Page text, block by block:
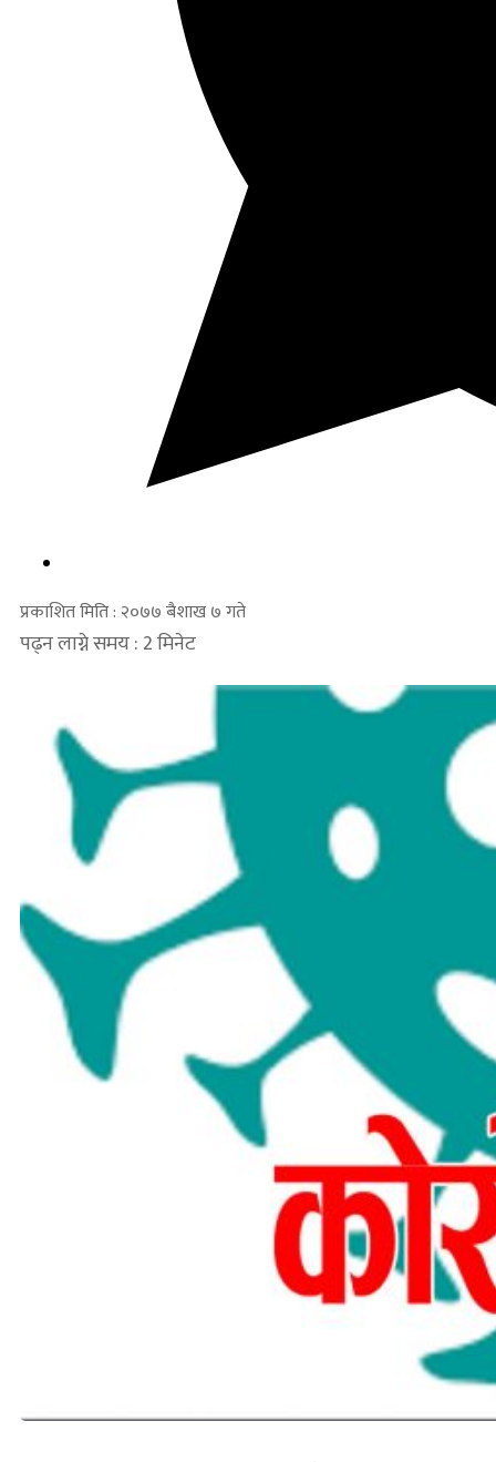
प्रकाशित मिति : २०७७ बैशाख ७ गते
पढ्न लाग्ने समय : 2 मिनेट